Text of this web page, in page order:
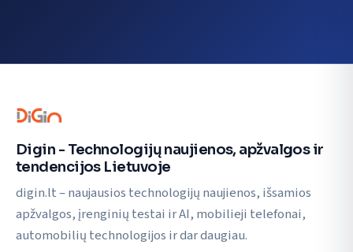
Digin - Technologijų naujienos, apžvalgos ir
tendencijos Lietuvoje
digin.lt – naujausios technologijų naujienos, išsamios
apžvalgos, įrenginių testai ir AI, mobilieji telefonai,
automobilių technologijos ir dar daugiau.